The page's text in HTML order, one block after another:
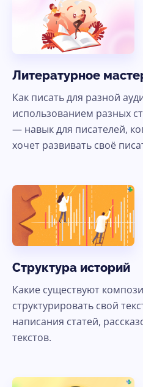
Литературное
Как писать для разной
использованием разных
— навык для писателей,
хочет развивать своё
Структура историй
Какие существуют
структурировать свой
написания статей,
текстов.
Ясно,